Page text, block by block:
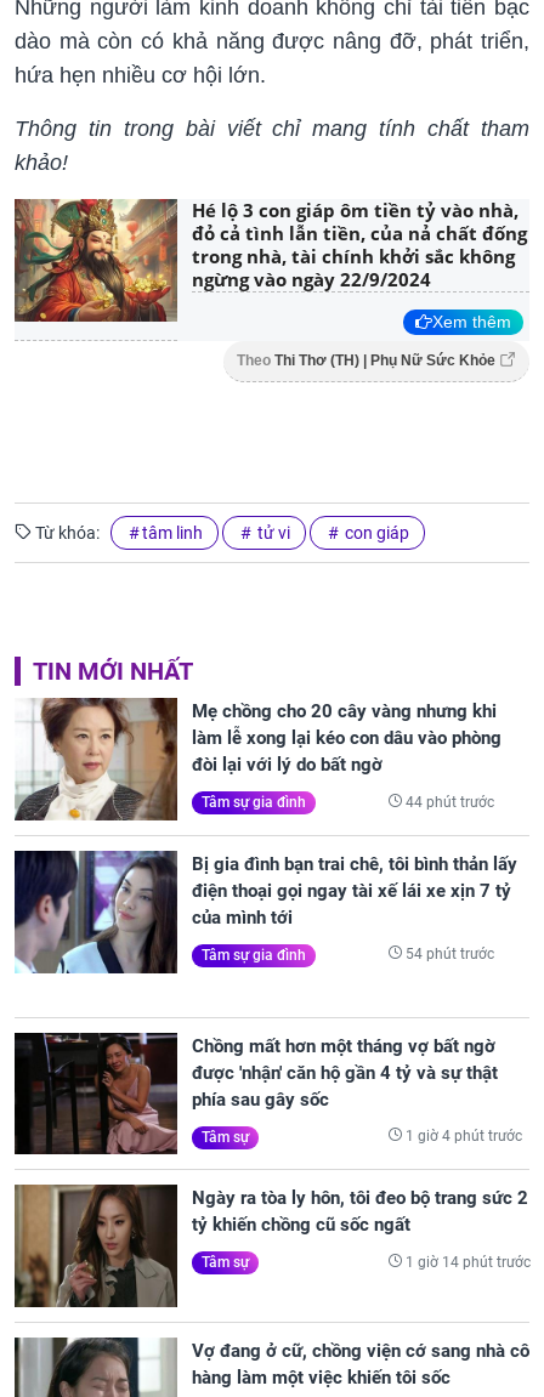
Những người làm kinh doanh không chỉ tài tiền bạc
dào mà còn có khả năng được nâng đỡ, phát triển,
hứa hẹn nhiều cơ hội lớn.
Thông tin trong bài viết chỉ mang tính chất tham
khảo!
Hé lộ 3 con giáp ôm tiền tỷ vào nhà,
đỏ cả tình lẫn tiền, của nả chất đống
trong nhà, tài chính khởi sắc không
ngừng vào ngày 22/9/2024
Xem thêm
Theo Thi Thơ (TH) | Phụ Nữ Sức Khỏe
Từ khóa: tâm linh tử vi con giáp
TIN MỚI NHẤT
Mẹ chồng cho 20 cây vàng nhưng khi
làm lễ xong lại kéo con dâu vào phòng
đòi lại với lý do bất ngờ
Tâm sự gia đình 44 phút trước
Bị gia đình bạn trai chê, tôi bình thản lấy
điện thoại gọi ngay tài xế lái xe xịn 7 tỷ
của mình tới
Tâm sự gia đình 54 phút trước
Chồng mất hơn một tháng vợ bất ngờ
được 'nhận' căn hộ gần 4 tỷ và sự thật
phía sau gây sốc
Tâm sự 1 giờ 4 phút trước
Ngày ra tòa ly hôn, tôi đeo bộ trang sức 2
tỷ khiến chồng cũ sốc ngất
Tâm sự 1 giờ 14 phút trước
Vợ đang ở cữ, chồng viện cớ sang nhà cô
hàng làm một việc khiến tôi sốc